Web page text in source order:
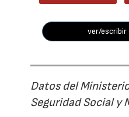
ver/
Datos del
Seguridad Social y